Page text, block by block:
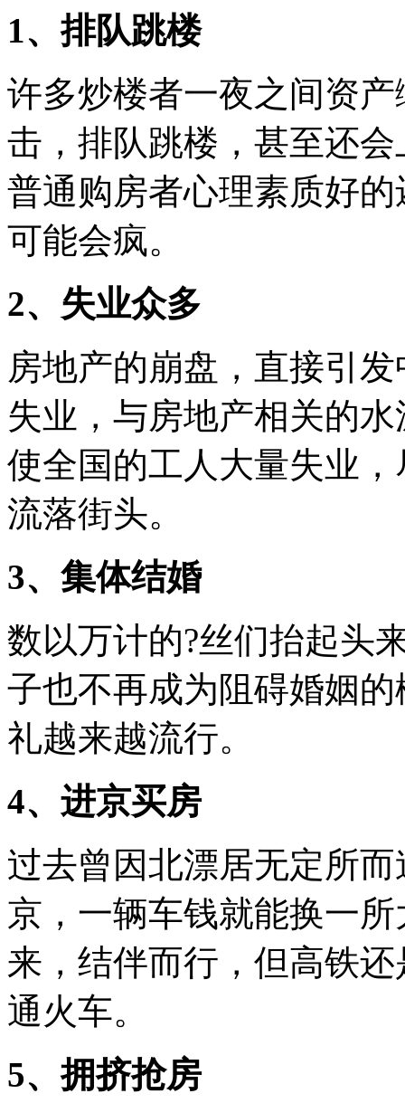
1、排队跳楼
许多炒楼者一夜之间资
击，排队跳楼，甚至还
普通购房者心理素质好
可能会疯。
2、失业众多
房地产的崩盘，直接引
失业，与房地产相关的
使全国的工人大量失业
流落街头。
3、集体结婚
数以万计的?丝们抬起头
子也不再成为阻碍婚姻
礼越来越流行。
4、进京买房
过去曾因北漂居无定所
京，一辆车钱就能换一
来，结伴而行，但高铁
通火车。
5、拥挤抢房